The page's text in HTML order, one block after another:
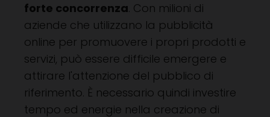
forte concorrenza. Con milioni di
aziende che utilizzano la pubblicità
online per promuovere i propri prodotti e
servizi, può essere difficile emergere e
attirare l'attenzione del pubblico di
riferimento. È necessario quindi investire
tempo ed energie nella creazione di